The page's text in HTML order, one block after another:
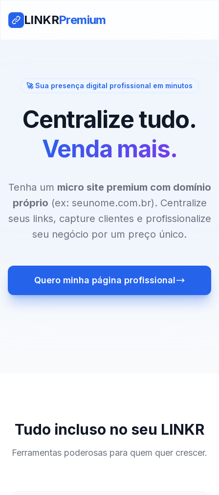
LINKRPremium
🚀 Sua presença digital profissional em minutos
Centralize tudo.
Venda mais.
Tenha um micro site premium com domínio
próprio (ex: seunome.com.br). Centralize
seus links, capture clientes e profissionalize
seu negócio por um preço único.
Quero minha página profissional
Tudo incluso no seu LINKR
Ferramentas poderosas para quem quer crescer.